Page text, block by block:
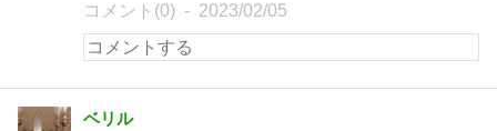
コメント(0) 2023/02/05
ベリル